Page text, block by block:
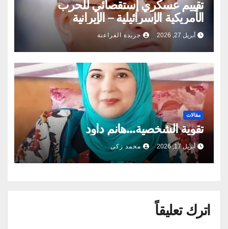
تقييم عسكري إستقصائي للحرب
الأمريكية الإسرائيلية – الإيرانية
أبريل 27, 2026 جريدة الفراعنة
مقالات
تقوية الشخصية…هانم داود
أبريل 17, 2026 محمد زكى
اترك تعليقاً